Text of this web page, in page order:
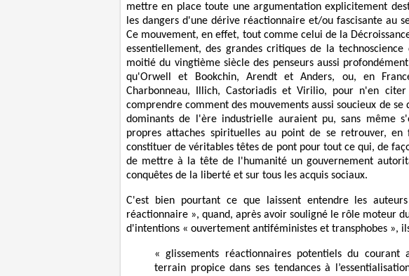
mettre en place toute une argumentation explicitement
les dangers d'une dérive réactionnaire et/ou fascisante au
Ce mouvement, en effet, tout comme celui de la
essentiellement, des grandes critiques de la
moitié du vingtième siècle des penseurs aussi
qu'Orwell et Bookchin, Arendt et Anders, ou, en
Charbonneau, Illich, Castoriadis et Virilio, pour n'en
comprendre comment des mouvements aussi soucieux de
dominants de l'ère industrielle auraient pu, sans même
propres attaches spirituelles au point de se retrouver,
constituer de véritables têtes de pont pour tout ce qui, de
de mettre à la tête de l'humanité un gouvernement
conquêtes de la liberté et sur tous les acquis sociaux.
C'est bien pourtant ce que laissent entendre les
réactionnaire », quand, après avoir souligné le rôle moteur
d'intentions « ouvertement antiféministes et transphobes »,
« glissements réactionnaires potentiels du
terrain propice dans ses tendances à